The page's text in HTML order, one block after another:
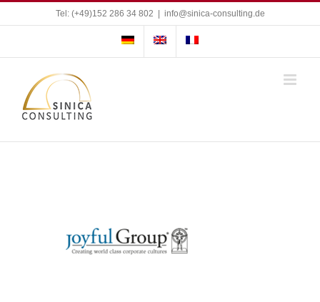
Tel: (+49)152 286 34 802 info@sinica-consulting.de